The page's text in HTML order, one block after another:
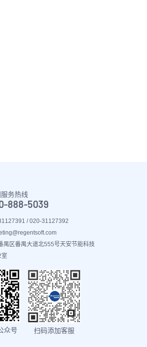
务热线
888-5039
/ 020-31127392
禺区番禺大道北555号天安节能科技
室
众号 扫码添加客服